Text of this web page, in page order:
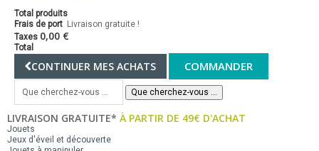
Total produits
Frais de port Livraison gratuite !
Taxes 0,00 €
Total
CONTINUER MES ACHATS COMMANDER
Que cherchez-vous ...
LIVRAISON GRATUITE* À PARTIR DE 49€ D'ACHAT
Jouets
Jeux d'éveil et découverte